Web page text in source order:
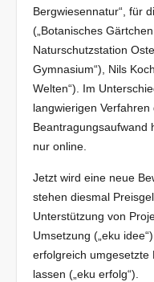
Bergwiesennatur“, für
(„Botanisches
Naturschutzstation
Gymnasium“), Nils
Welten“). Im
langwierigen
Beantragungsaufwand
nur online.
Jetzt wird eine neue
stehen diesmal
Unterstützung von
Umsetzung („eku
erfolgreich umgesetzte
lassen („eku erfolg“).